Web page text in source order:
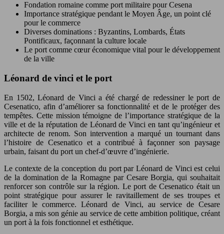
Fondation romaine comme port militaire pour Cesena
Importance stratégique pendant le Moyen Âge, un point clé
pour le commerce
Diverses dominations : Byzantins, Lombards, États
Pontificaux, façonnant la culture locale
Le port comme cœur économique vital pour le développement
de la ville
Léonard de vinci et le port
En 1502, Léonard de Vinci a été chargé de redessiner le port de
Cesenatico, afin d’améliorer sa fonctionnalité et de le protéger des
tempêtes. Cette mission témoigne de l’importance stratégique de la
ville et de la réputation de Léonard de Vinci en tant qu’ingénieur et
architecte de renom. Son intervention a marqué un tournant dans
l’histoire de Cesenatico et a contribué à façonner son paysage
urbain, faisant du port un chef-d’œuvre d’ingénierie.
Le contexte de la conception du port par Léonard de Vinci est celui
de la domination de la Romagne par Cesare Borgia, qui souhaitait
renforcer son contrôle sur la région. Le port de Cesenatico était un
point stratégique pour assurer le ravitaillement de ses troupes et
faciliter le commerce. Léonard de Vinci, au service de Cesare
Borgia, a mis son génie au service de cette ambition politique, créant
un port à la fois fonctionnel et esthétique.